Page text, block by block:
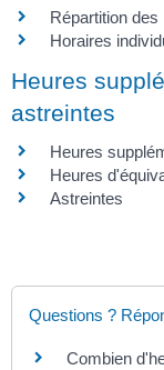
Répartition des
Horaires
Heures
astreintes
Heures
Heures
Astreintes
Questions ?
Combien